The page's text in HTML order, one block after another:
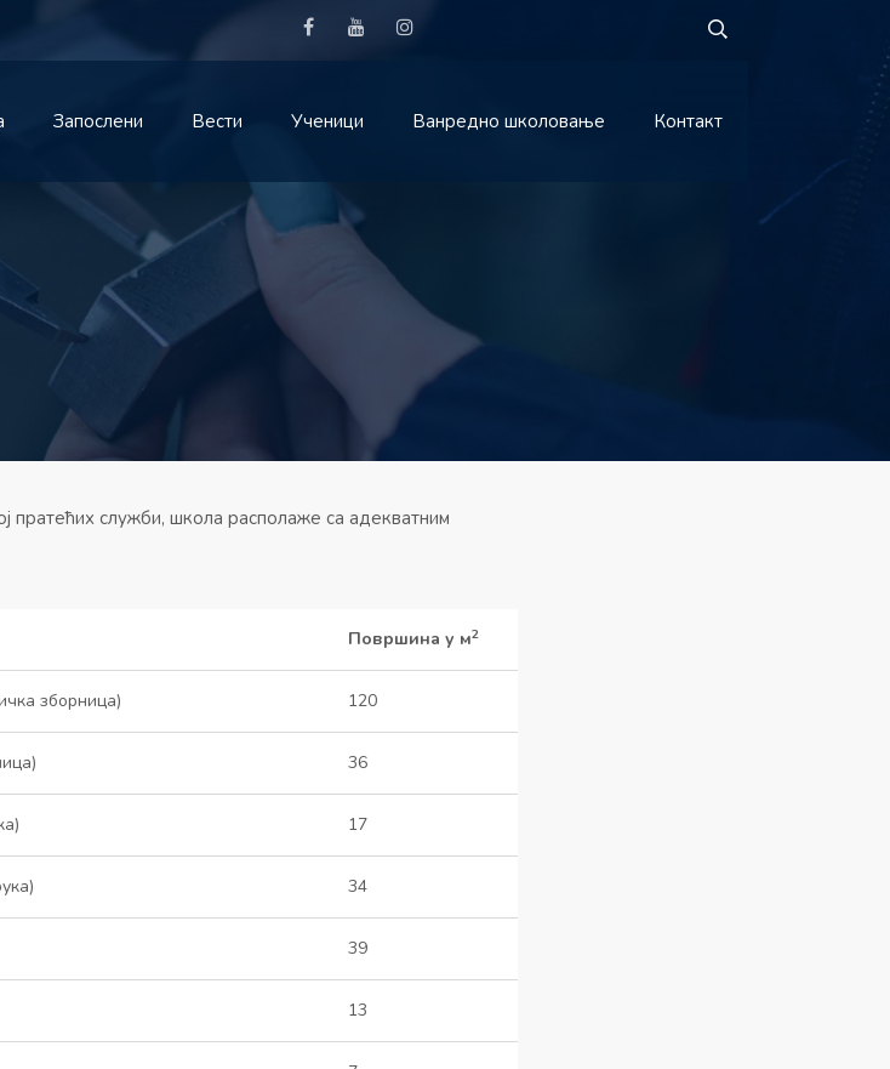
Запослени Вести Ученици Ванредно школовање Контакт
пратећих служби, школа располаже са адекватним
Површина у м2
зборница) 120
36
17
34
39
13